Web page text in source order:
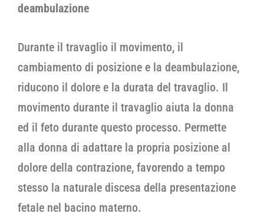
deambulazione
Durante il travaglio il movimento, il
cambiamento di posizione e la deambulazione,
riducono il dolore e la durata del travaglio. Il
movimento durante il travaglio aiuta la donna
ed il feto durante questo processo. Permette
alla donna di adattare la propria posizione al
dolore della contrazione, favorendo a tempo
stesso la naturale discesa della presentazione
fetale nel bacino materno.